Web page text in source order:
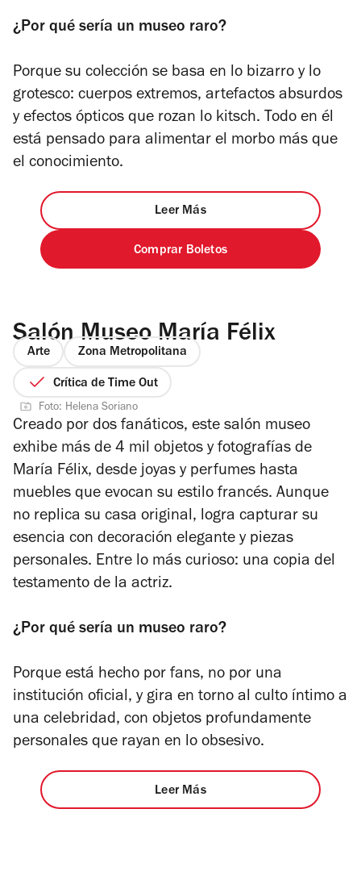
¿Por qué sería un museo raro?
Porque su colección se basa en lo bizarro y lo
grotesco: cuerpos extremos, artefactos absurdos
y efectos ópticos que rozan lo kitsch. Todo en él
está pensado para alimentar el morbo más que
el conocimiento.
Leer Más
Comprar Boletos
Salón Museo María Félix
Arte Zona Metropolitana
Crítica de Time Out
Foto: Helena Soriano
Creado por dos fanáticos, este salón museo
exhibe más de 4 mil objetos y fotografías de
María Félix, desde joyas y perfumes hasta
muebles que evocan su estilo francés. Aunque
no replica su casa original, logra capturar su
esencia con decoración elegante y piezas
personales. Entre lo más curioso: una copia del
testamento de la actriz.
¿Por qué sería un museo raro?
Porque está hecho por fans, no por una
institución oficial, y gira en torno al culto íntimo a
una celebridad, con objetos profundamente
personales que rayan en lo obsesivo.
Leer Más